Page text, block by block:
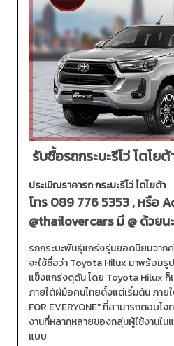
รับซื้อรถกระบะรีโว่ โตโย
ประเมิณราคารถ กระบะรีโว่ โตโยต้า
โทร089 776 5353, หรือ
@thailovercarsมี @ ด้วยน
รถกระบะพันธุ์แกร่งรุ่นยอดนิยมจาก
จะใช้ชื่อว่า Toyota Hilux มาพร้อม
แข็งแกร่งดุดัน โดย Toyota Hilux
ภายใต้ฝีมือคนไทยตั้งแต่เริ่มต้น ภาย
FOR EVERYONE" ที่สามารถตอบโ
งานที่หลากหลายของกลุ่มผู้ใช้งานใ
แบบ